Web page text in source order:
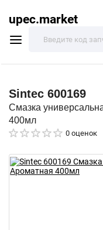
upec.market
Sintec 600169
Смазка
400мл
0 оценок